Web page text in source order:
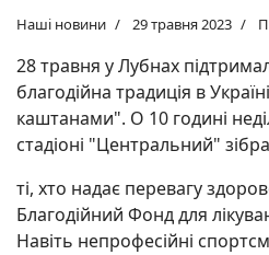
Наші новини 29 травня 2023
28 травня у Лубнах
благодійна традиція в Україні
каштанами". О 10 годині
стадіоні "Центральний"
ті, хто надає перевагу
Благодійний Фонд для
Навіть непрофесійні